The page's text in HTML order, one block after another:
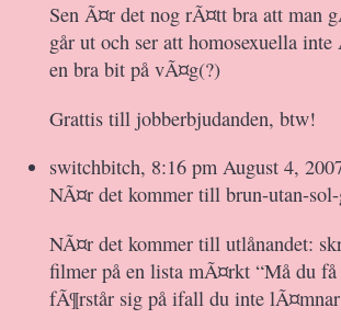
Sen Ã¤r det nog rÃ¤tt bra att man
går ut och ser att homosexuella
en bra bit på vÃ¤g(?)
Grattis till jobberbjudanden, btw!
switchbitch, 8:16 pm August 4,
NÃ¤r det kommer till brun-utan-
NÃ¤r det kommer till utlånandet:
filmer på en lista mÃ¤rkt “Må du
fÃ¶rstår sig på ifall du inte